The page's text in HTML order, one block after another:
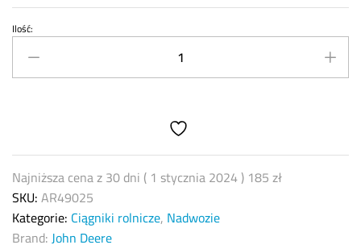
Uszczelniacz
wału
przód
quantity
Ilość:
Najniższa cena z 30 dni ( 1 stycznia 2024) 185zł
SKU:AR49025
Kategorie: Ciągniki rolnicze, Nadwozie
Brand:John Deere